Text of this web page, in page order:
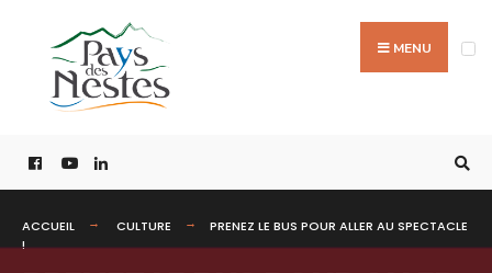
MENU
ACCUEIL CULTURE
PRENEZ LE BUS POUR ALLER AU SPECTACLE
!